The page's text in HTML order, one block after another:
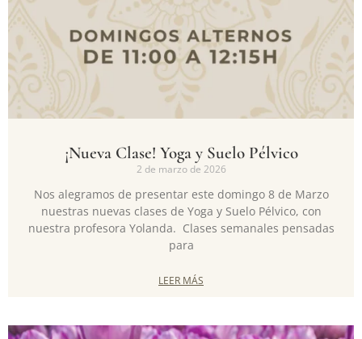
¡Nueva Clase! Yoga y Suelo Pélvico
2 de marzo de 2026
Nos alegramos de presentar este domingo 8 de Marzo
nuestras nuevas clases de Yoga y Suelo Pélvico, con
nuestra profesora Yolanda. Clases semanales pensadas
para
LEER MÁS